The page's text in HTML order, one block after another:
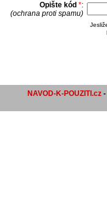
Opište kód *:
(ochrana proti spamu)
NAVOD-K-POUZITI.cz